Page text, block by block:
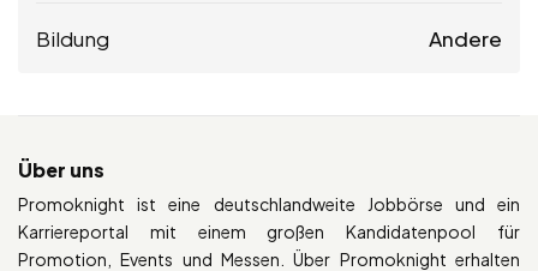
Bildung Andere
Über uns
Promoknight ist eine deutschlandweite Jobbörse und ein
Karriereportal mit einem großen Kandidatenpool für
Promotion, Events und Messen. Über Promoknight erhalten